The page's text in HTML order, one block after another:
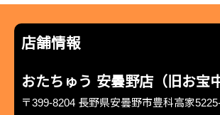
店舗情報
おたちゅう 安曇野店（旧お宝
〒399-8204 長野県安曇野市豊科高家